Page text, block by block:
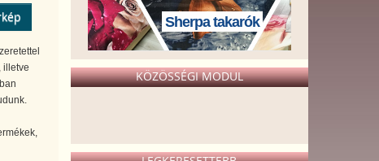
illetve
Sherpa takarók
KÖZÖSSÉGI MODUL